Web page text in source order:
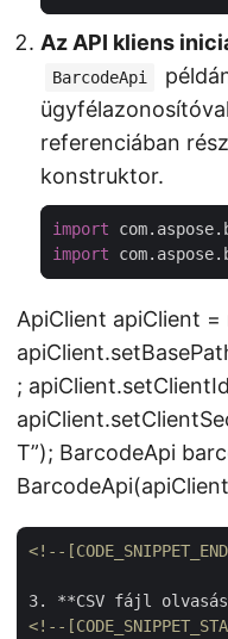
Az API kliens
BarcodeApi
referenciában
konstruktor.
import
import
ApiClient apiClient
;
T”); BarcodeApi
<!--
<!--